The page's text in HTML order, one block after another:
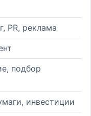
PR, реклама
подбор
инвестиции